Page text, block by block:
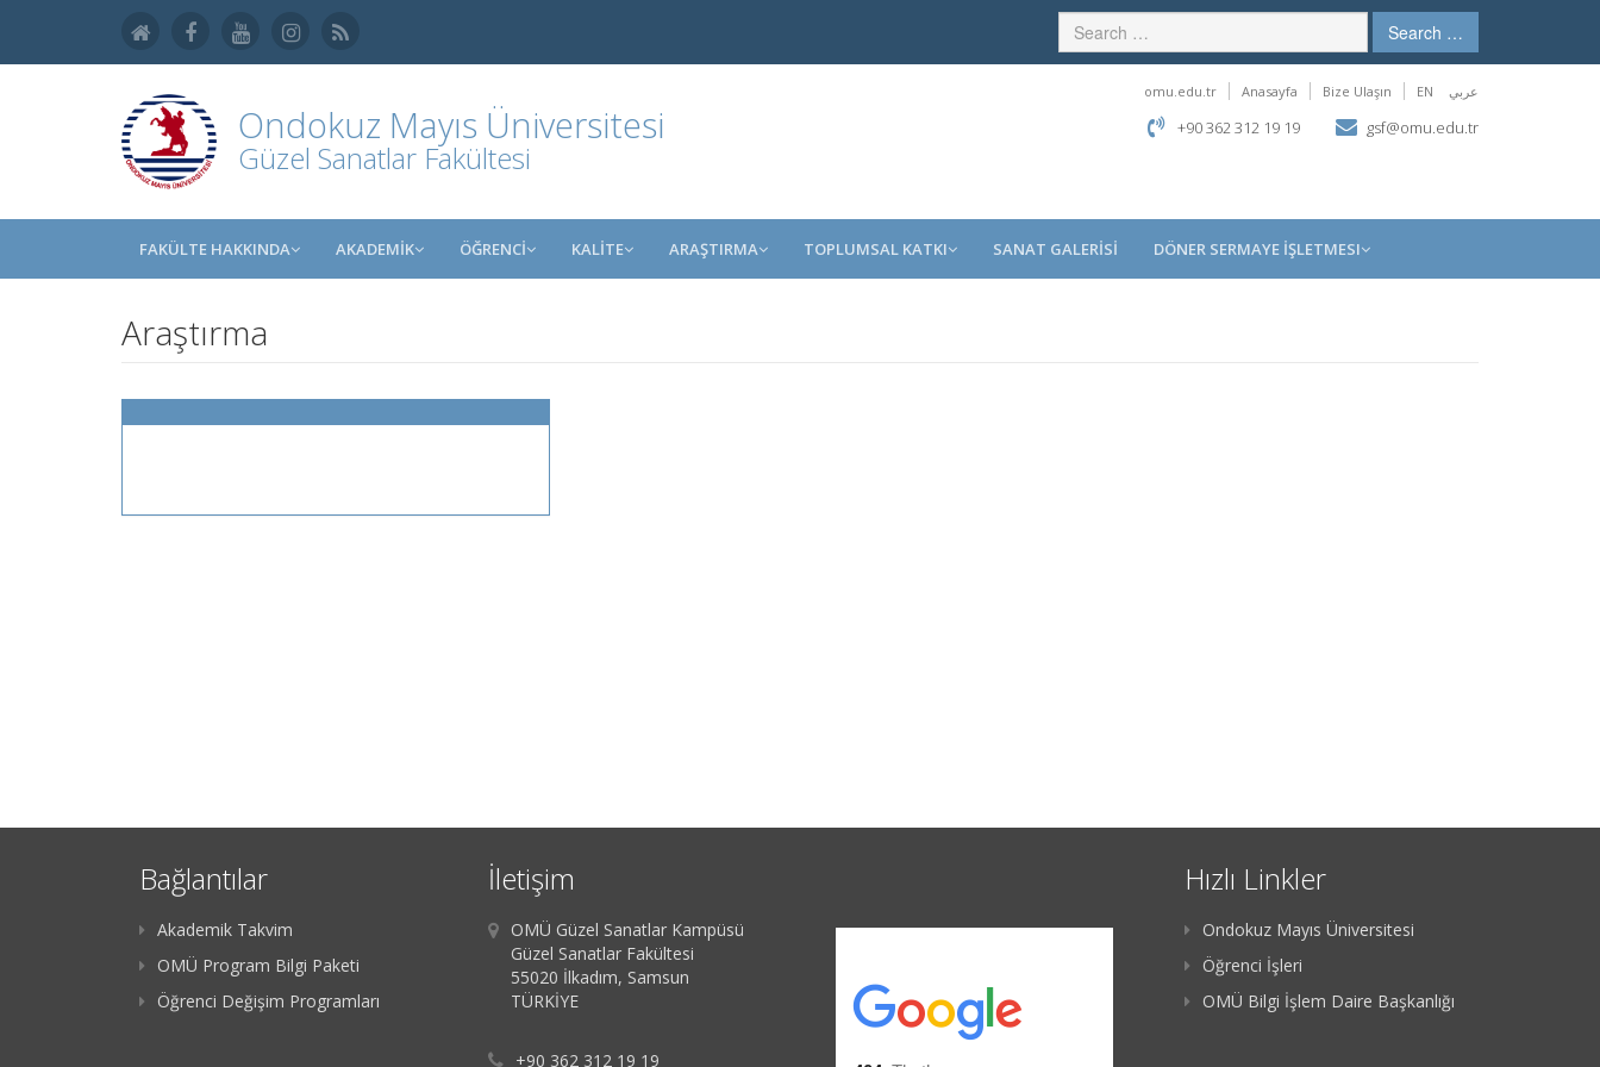
Search …
Ondokuz Mayıs Üniversitesi
Güzel Sanatlar Fakültesi
omu.edu.tr Anasayfa Bize Ulaşın EN عربي
+90 362 312 19 19 gsf@omu.edu.tr
FAKÜLTE HAKKINDA AKADEMİK ÖĞRENCİ KALİTE ARAŞTIRMA TOPLUMSAL KATKI SANAT GALERİSİ DÖNER SERMAYE İŞLETMESI
Araştırma
Bağlantılar
Akademik Takvim
OMÜ Program Bilgi Paketi
Öğrenci Değişim Programları
İletişim
OMÜ Güzel Sanatlar Kampüsü
Güzel Sanatlar Fakültesi
55020 İlkadım, Samsun
TÜRKİYE
+90 362 312 19 19
Hızlı Linkler
Ondokuz Mayıs Üniversitesi
Öğrenci İşleri
OMÜ Bilgi İşlem Daire Başkanlığı